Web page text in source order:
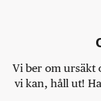
Vi ber om ursäkt
vi kan, håll ut!